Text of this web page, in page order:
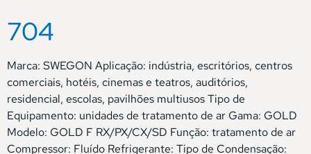
704
Marca: SWEGON Aplicação: indústria, escritórios, centros
comerciais, hotéis, cinemas e teatros, auditórios,
residencial, escolas, pavilhões multiusos Tipo de
Equipamento: unidades de tratamento de ar Gama: GOLD
Modelo: GOLD F RX/PX/CX/SD Função: tratamento de ar
Compressor: Fluído Refrigerante: Tipo de Condensação: